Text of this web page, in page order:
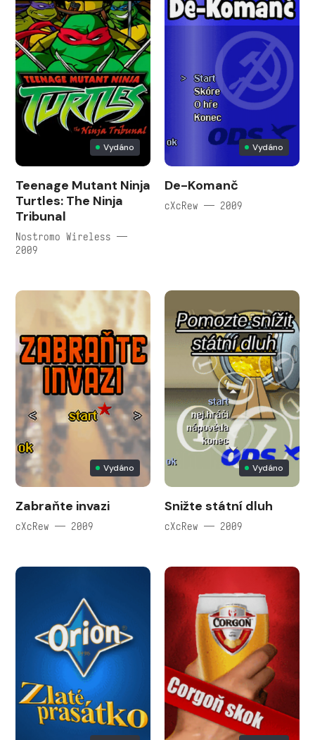
Vydáno
Teenage Mutant Ninja
Turtles: The Ninja
Tribunal
Nostromo Wireless —
2009
Vydáno
De-Komanč
cXcRew — 2009
Vydáno
Zabraňte invazi
cXcRew — 2009
Vydáno
Snižte státní dluh
cXcRew — 2009